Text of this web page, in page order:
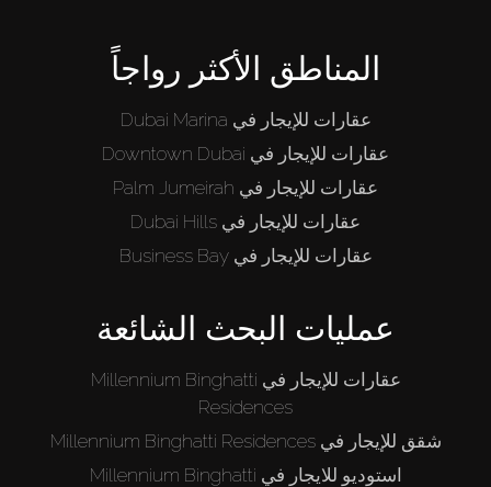
المناطق الأكثر رواجاً
عقارات للإيجار في Dubai Marina
عقارات للإيجار في Downtown Dubai
عقارات للإيجار في Palm Jumeirah
عقارات للإيجار في Dubai Hills
عقارات للإيجار في Business Bay
عمليات البحث الشائعة
عقارات للإيجار في Millennium Binghatti
Residences
شقق للإيجار في Millennium Binghatti Residences
استوديو للايجار في Millennium Binghatti